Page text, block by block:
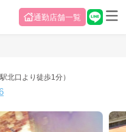
通勤店舗一覧
北口より徒歩1分）